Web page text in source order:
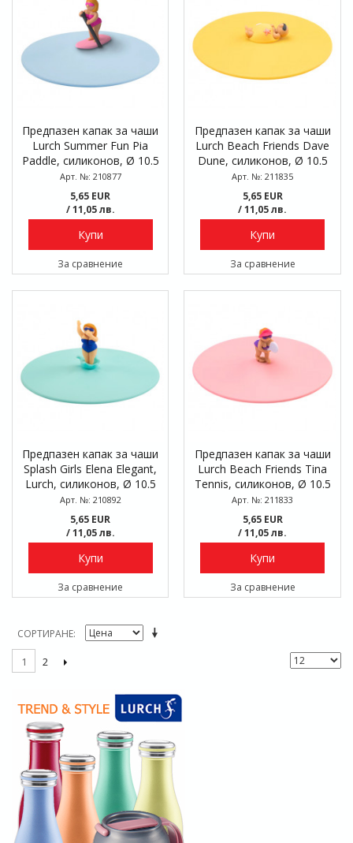
Предпазен капак за чаши
Lurch Summer Fun Pia
Paddle, силиконов, Ø 10.5
см
Арт. №: 210877
5,65 EUR
/ 11,05 лв.
Купи
За сравнение
Предпазен капак за чаши
Lurch Beach Friends Dave
Dune, силиконов, Ø 10.5
см
Арт. №: 211835
5,65 EUR
/ 11,05 лв.
Купи
За сравнение
Предпазен капак за чаши
Splash Girls Elena Elegant,
Lurch, силиконов, Ø 10.5
см
Арт. №: 210892
5,65 EUR
/ 11,05 лв.
Купи
За сравнение
Предпазен капак за чаши
Lurch Beach Friends Tina
Tennis, силиконов, Ø 10.5
см
Арт. №: 211833
5,65 EUR
/ 11,05 лв.
Купи
За сравнение
СОРТИРАНЕ
1 2